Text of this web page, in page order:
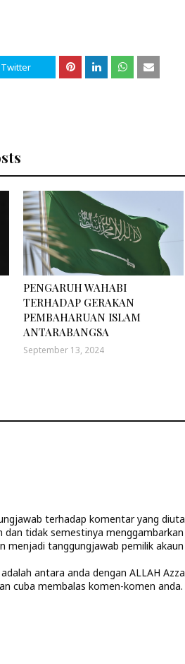
Twitter
PENGARUH WAHABI
TERHADAP GERAKAN
PEMBAHARUAN ISLAM
ANTARABANGSA
September 13, 2024
terhadap komentar yang
dan tidak semestinya
menjadi tanggungjawab pemilik akaun
antara anda dengan ALLAH
cuba membalas komen-komen anda.